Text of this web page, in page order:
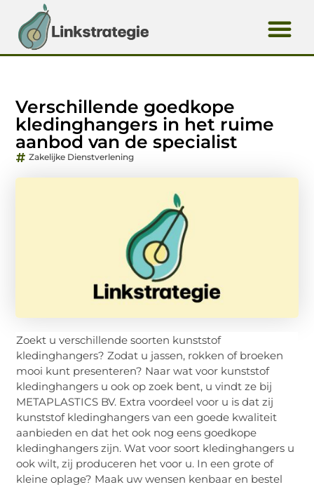
Verschillende goedkope
kledinghangers in het ruime
aanbod van de specialist
Zakelijke Dienstverlening
Zoekt u verschillende soorten kunststof
kledinghangers? Zodat u jassen, rokken of broeken
mooi kunt presenteren? Naar wat voor kunststof
kledinghangers u ook op zoek bent, u vindt ze bij
METAPLASTICS BV. Extra voordeel voor u is dat zij
kunststof kledinghangers van een goede kwaliteit
aanbieden en dat het ook nog eens goedkope
kledinghangers zijn. Wat voor soort kledinghangers u
ook wilt, zij produceren het voor u. In een grote of
kleine oplage? Maak uw wensen kenbaar en bestel